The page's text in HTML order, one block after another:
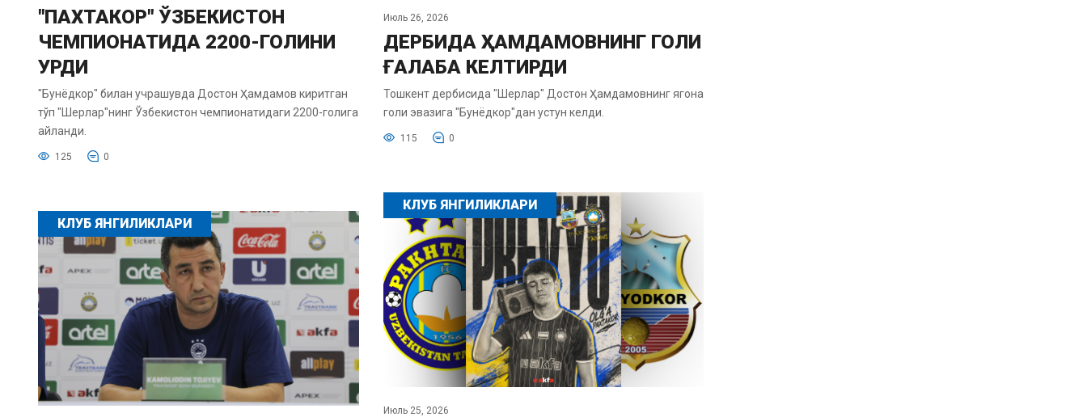
"ПАХТАКОР" ЎЗБЕКИСТОН
ЧЕМПИОНАТИДА 2200-ГОЛИНИ
УРДИ
"Бунёдкор" билан учрашувда Достон Ҳамдамов киритган
тўп "Шерлар"нинг Ўзбекистон чемпионатидаги 2200-голига
айланди.
125 0
Июль 26, 2026
ДЕРБИДА ҲАМДАМОВНИНГ ГОЛИ
ҒАЛАБА КЕЛТИРДИ
Тошкент дербисида "Шерлар" Достон Ҳамдамовнинг ягона
голи эвазига "Бунёдкор"дан устун келди.
115 0
КЛУБ ЯНГИЛИКЛАРИ
Июль 25, 2026
КЛУБ ЯНГИЛИКЛАРИ